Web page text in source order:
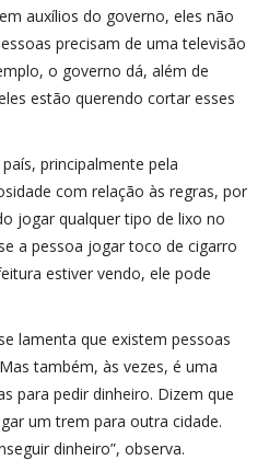
auxílios do governo, eles não
precisam de uma televisão
o governo dá, além de
estão querendo cortar esses
principalmente pela
com relação às regras, por
jogar qualquer tipo de lixo no
a pessoa jogar toco de cigarro
estiver vendo, ele pode
lamenta que existem pessoas
também, às vezes, é uma
para pedir dinheiro. Dizem que
um trem para outra cidade.
dinheiro”, observa.